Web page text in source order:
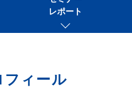
レポート
フィール